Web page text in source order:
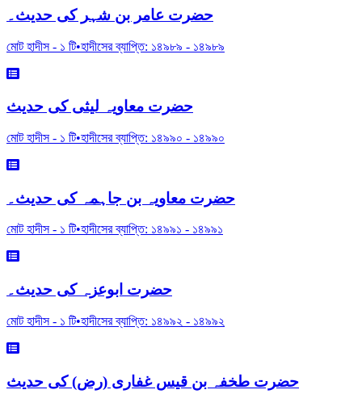
حضرت عامر بن شہر کی حدیث۔
মোট হাদীস - ১ টি•হাদীসের ব্যাপ্তি: ১৪৯৮৯ - ১৪৯৮৯
حضرت معاویہ لیثی کی حدیث
মোট হাদীস - ১ টি•হাদীসের ব্যাপ্তি: ১৪৯৯০ - ১৪৯৯০
حضرت معاویہ بن جاہمہ کی حدیث۔
মোট হাদীস - ১ টি•হাদীসের ব্যাপ্তি: ১৪৯৯১ - ১৪৯৯১
حضرت ابوعزہ کی حدیث۔
মোট হাদীস - ১ টি•হাদীসের ব্যাপ্তি: ১৪৯৯২ - ১৪৯৯২
حضرت طخفہ بن قیس غفاری (رض) کی حدیث